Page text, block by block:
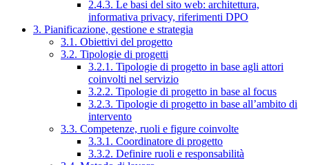
2.4.3. Le basi del sito web: architettura,
informativa privacy, riferimenti DPO
3. Pianificazione, gestione e strategia
3.1. Obiettivi del progetto
3.2. Tipologie di progetti
3.2.1. Tipologie di progetto in base agli attori
coinvolti nel servizio
3.2.2. Tipologie di progetto in base al focus
3.2.3. Tipologie di progetto in base all’ambito di
intervento
3.3. Competenze, ruoli e figure coinvolte
3.3.1. Coordinatore di progetto
3.3.2. Definire ruoli e responsabilità